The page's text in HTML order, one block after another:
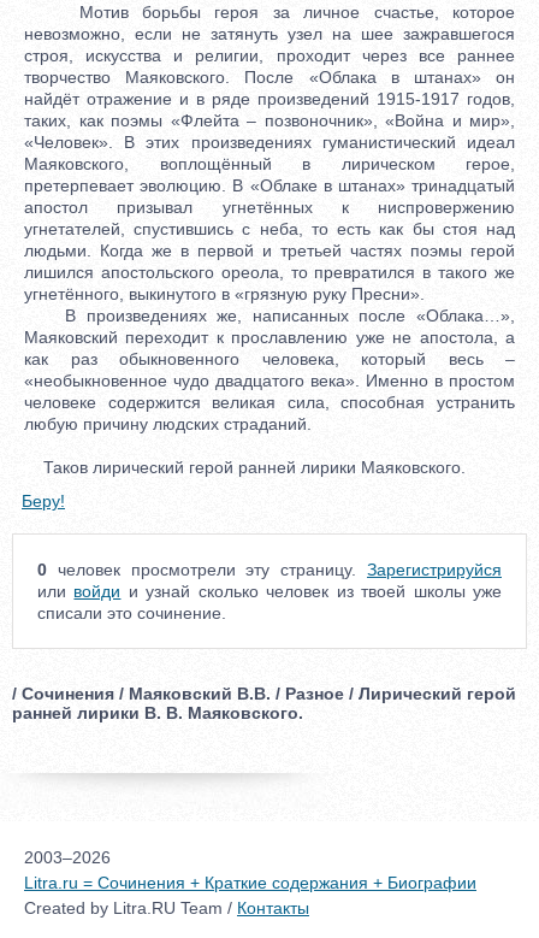
Мотив борьбы героя за личное счастье, которое
невозможно, если не затянуть узел на шее зажравшегося
строя, искусства и религии, проходит через все раннее
творчество Маяковского. После «Облака в штанах» он
найдёт отражение и в ряде произведений 1915-1917 годов,
таких, как поэмы «Флейта – позвоночник», «Война и мир»,
«Человек». В этих произведениях гуманистический идеал
Маяковского, воплощённый в лирическом герое,
претерпевает эволюцию. В «Облаке в штанах» тринадцатый
апостол призывал угнетённых к ниспровержению
угнетателей, спустившись с неба, то есть как бы стоя над
людьми. Когда же в первой и третьей частях поэмы герой
лишился апостольского ореола, то превратился в такого же
угнетённого, выкинутого в «грязную руку Пресни».
В произведениях же, написанных после «Облака…»,
Маяковский переходит к прославлению уже не апостола, а
как раз обыкновенного человека, который весь –
«необыкновенное чудо двадцатого века». Именно в простом
человеке содержится великая сила, способная устранить
любую причину людских страданий.
Таков лирический герой ранней лирики Маяковского.
Беру!
0 человек просмотрели эту страницу. Зарегистрируйся
или войди и узнай сколько человек из твоей школы уже
списали это сочинение.
/ Сочинения / Маяковский В.В. / Разное / Лирический герой
ранней лирики В. В. Маяковского.
2003–2026
Litra.ru = Сочинения + Краткие содержания + Биографии
Created by Litra.RU Team / Контакты